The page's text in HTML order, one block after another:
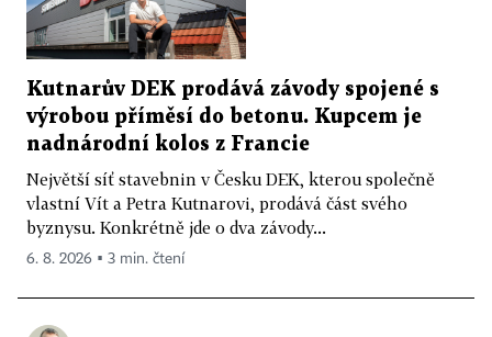
Kutnarův DEK prodává závody spojené s
výrobou příměsí do betonu. Kupcem je
nadnárodní kolos z Francie
Největší síť stavebnin v Česku DEK, kterou společně
vlastní Vít a Petra Kutnarovi, prodává část svého
byznysu. Konkrétně jde o dva závody...
6. 8. 2026 ▪ 3 min. čtení